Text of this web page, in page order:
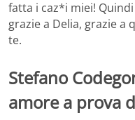
fatta i caz*i miei!
grazie a Delia, grazie a
te.
Stefano
amore a prova